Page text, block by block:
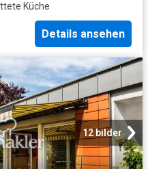
Küche
Details ansehen
12 bilder